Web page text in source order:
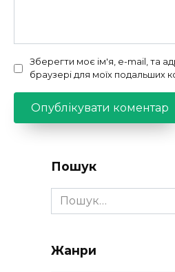
Зберегти моє ім'я, e-mail, та
браузері для моїх подальших
Пошук
Search
for:
Жанри